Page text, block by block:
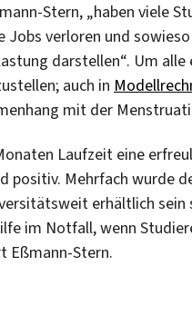
Stern, „haben viele
verloren und
darstellen“. Um
auch in
mit der
Laufzeit eine
positiv. Mehrfach wurde
erhältlich sein
im Notfall, wenn
Eßmann-Stern.